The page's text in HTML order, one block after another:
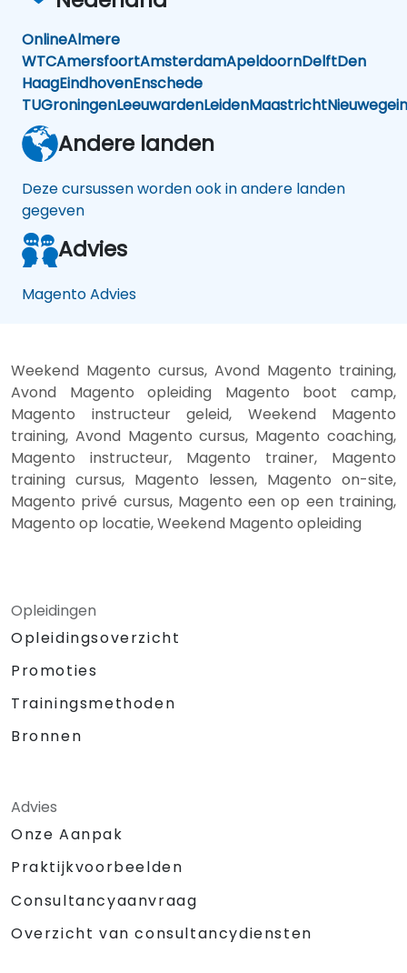
OnlineAlmere
WTCAmersfoortAmsterdamApeldoornDelftDen
HaagEindhovenEnschede
TUGroningenLeeuwardenLeidenMaastrichtNieuwegein
Andere landen
Deze cursussen worden ook in andere landen
gegeven
Advies
Magento Advies
Weekend Magento cursus, Avond Magento training,
Avond Magento opleiding Magento boot camp,
Magento instructeur geleid, Weekend Magento
training, Avond Magento cursus, Magento coaching,
Magento instructeur, Magento trainer, Magento
training cursus, Magento lessen, Magento on-site,
Magento privé cursus, Magento een op een training,
Magento op locatie, Weekend Magento opleiding
Opleidingen
Opleidingsoverzicht
Promoties
Trainingsmethoden
Bronnen
Advies
Onze Aanpak
Praktijkvoorbeelden
Consultancyaanvraag
Overzicht van consultancydiensten